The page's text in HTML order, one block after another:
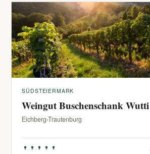
SÜDSTEIERMARK
Weingut Buschenschank Wutti
Eichberg-Trautenburg